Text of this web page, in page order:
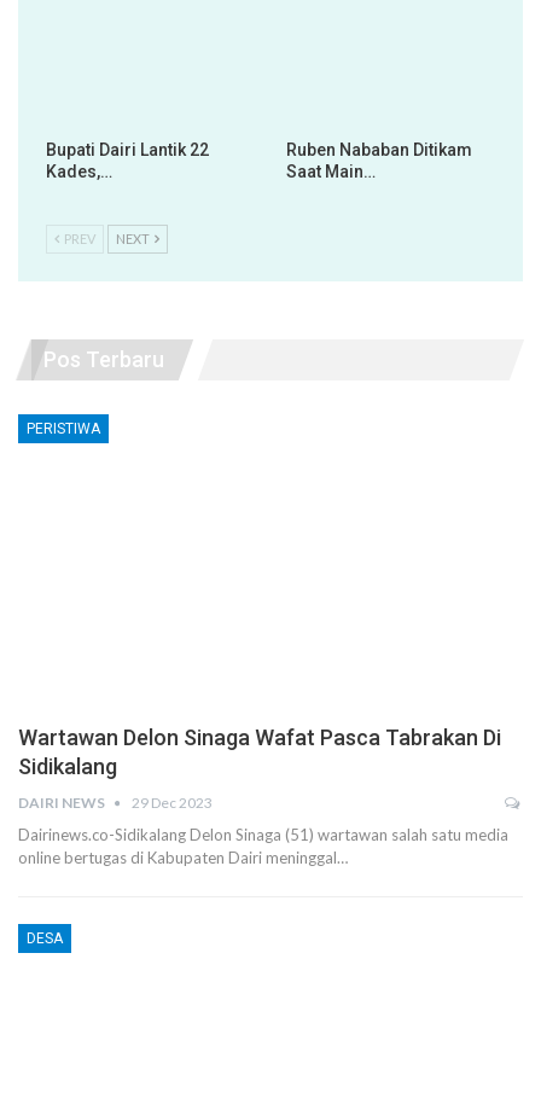
Bupati Dairi Lantik 22
Kades,…
Ruben Nababan Ditikam
Saat Main…
PREV NEXT
Pos Terbaru
PERISTIWA
Wartawan Delon Sinaga Wafat Pasca Tabrakan Di
Sidikalang
DAIRI NEWS 29 Dec 2023
Dairinews.co-Sidikalang Delon Sinaga (51) wartawan salah satu media
online bertugas di Kabupaten Dairi meninggal…
DESA